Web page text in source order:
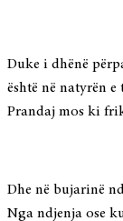
Duke i dhënë
është në natyrën e
Prandaj mos ki
Dhe në bujarinë
Nga ndjenja ose